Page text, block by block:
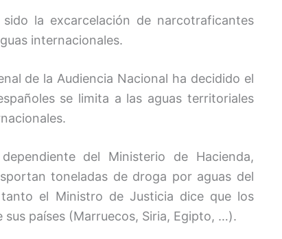
la excarcelación de narcotraficantes
internacionales.
de la Audiencia Nacional ha decidido el
se limita a las aguas territoriales
del Ministerio de Hacienda,
toneladas de droga por aguas del
el Ministro de Justicia dice que los
países (Marruecos, Siria, Egipto, …).